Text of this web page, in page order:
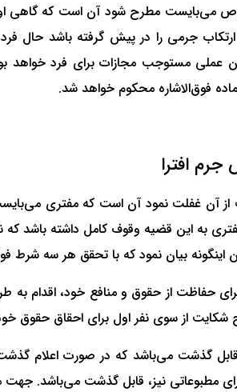
می‌بایست مطرح شود آن است که گاهی
ارتکاب جرمی را در پیش گرفته باشد
فوق‌الاشاره محکوم خواهد شد.
افترا
آن غفلت نمود آن است که مفتری
به این قضیه وقوف کامل داشته باشد
بیان نمود که با تحقق هر سه شرط
حفاظت از حقوق و منافع خود، اقدام به
شکایت از سوی نفر اول برای احقاق حقوق
مطبوعاتی نیز، قابل گذشت می‌باشد. جهت